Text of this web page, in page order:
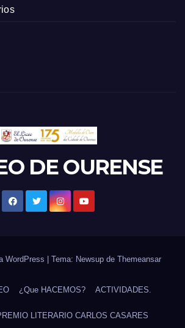
DE OURENSE
WordPress Tema: Newsup de Themeansar
¿Que HACEMOS? ACTIVIDADES.
LITERARIO CARLOS CASARES